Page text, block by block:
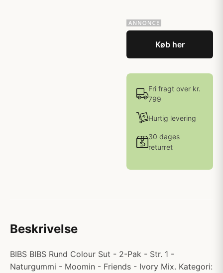
Køb her
Fri fragt over kr.
799
Hurtig levering
30 dages
returret
Beskrivelse
BIBS BIBS Rund Colour Sut - 2-Pak - Str. 1 -
Naturgummi - Moomin - Friends - Ivory Mix. Kategori: